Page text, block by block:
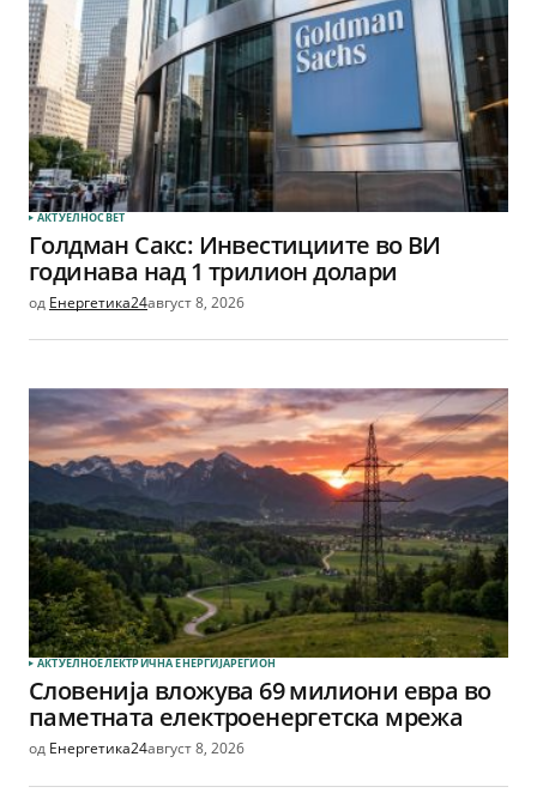
АКТУЕЛНОСВЕТ
Голдман Сакс: Инвестициите во ВИ
годинава над 1 трилион долари
од Енергетика24август 8, 2026
АКТУЕЛНОЕЛЕКТРИЧНА ЕНЕРГИЈАРЕГИОН
Словенија вложува 69 милиони евра во
паметната електроенергетска мрежа
од Енергетика24август 8, 2026